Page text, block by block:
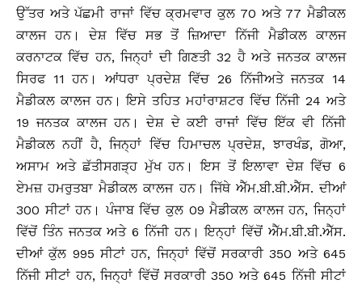
ਉੱਤਰ ਅਤੇ ਪੱਛਮੀ ਰਾਜਾਂ ਵਿੱਚ ਕ੍ਰਮਵਾਰ ਕੁਲ 70 ਅਤੇ 77 ਮੈਡੀਕਲ
ਕਾਲਜ ਹਨ। ਦੇਸ਼ ਵਿੱਚ ਸਭ ਤੋਂ ਜ਼ਿਆਦਾ ਨਿੱਜੀ ਮੈਡੀਕਲ ਕਾਲਜ
ਕਰਨਾਟਕ ਵਿੱਚ ਹਨ, ਜਿਨ੍ਹਾਂ ਦੀ ਗਿਣਤੀ 32 ਹੈ ਅਤੇ ਜਨਤਕ ਕਾਲਜ
ਸਿਰਫ 11 ਹਨ। ਆਂਧਰਾ ਪ੍ਰਦੇਸ਼ ਵਿੱਚ 26 ਨਿੱਜੀਅਤੇ ਜਨਤਕ 14
ਮੈਡੀਕਲ ਕਾਲਜ ਹਨ। ਇਸੇ ਤਹਿਤ ਮਹਾਂਰਾਸ਼ਟਰ ਵਿੱਚ ਨਿੱਜੀ 24 ਅਤੇ
19 ਜਨਤਕ ਕਾਲਜ ਹਨ। ਦੇਸ਼ ਦੇ ਕਈ ਰਾਜਾਂ ਵਿੱਚ ਇੱਕ ਵੀ ਨਿੱਜੀ
ਮੈਡੀਕਲ ਨਹੀਂ ਹੈ, ਜਿਨ੍ਹਾਂ ਵਿੱਚ ਹਿਮਾਚਲ ਪ੍ਰਦੇਸ਼, ਝਾਰਖੰਡ, ਗੋਆ,
ਅਸਾਮ ਅਤੇ ਛੱਤੀਸਗੜ੍ਹ ਮੁੱਖ ਹਨ। ਇਸ ਤੋਂ ਇਲਾਵਾ ਦੇਸ਼ ਵਿੱਚ 6
ਏਮਜ਼ ਹਮਰੁਤਬਾ ਮੈਡੀਕਲ ਕਾਲਜ ਹਨ। ਜਿੱਥੇ ਐੱਮ.ਬੀ.ਬੀ.ਐੱਸ. ਦੀਆਂ
300 ਸੀਟਾਂ ਹਨ। ਪੰਜਾਬ ਵਿੱਚ ਕੁਲ 09 ਮੈਡੀਕਲ ਕਾਲਜ ਹਨ, ਜਿਨ੍ਹਾਂ
ਵਿੱਚੋਂ ਤਿੰਨ ਜਨਤਕ ਅਤੇ 6 ਨਿੱਜੀ ਹਨ। ਇਨ੍ਹਾਂ ਵਿੱਚੋਂ ਐੱਮ.ਬੀ.ਬੀ.ਐੱਸ.
ਦੀਆਂ ਕੁੱਲ 995 ਸੀਟਾਂ ਹਨ, ਜਿਨ੍ਹਾਂ ਵਿੱਚੋਂ ਸਰਕਾਰੀ 350 ਅਤੇ 645
ਨਿੱਜੀ ਸੀਟਾਂ ਹਨ, ਜਿਨ੍ਹਾਂ ਵਿੱਚੋਂ ਸਰਕਾਰੀ 350 ਅਤੇ 645 ਨਿੱਜੀ ਸੀਟਾਂ